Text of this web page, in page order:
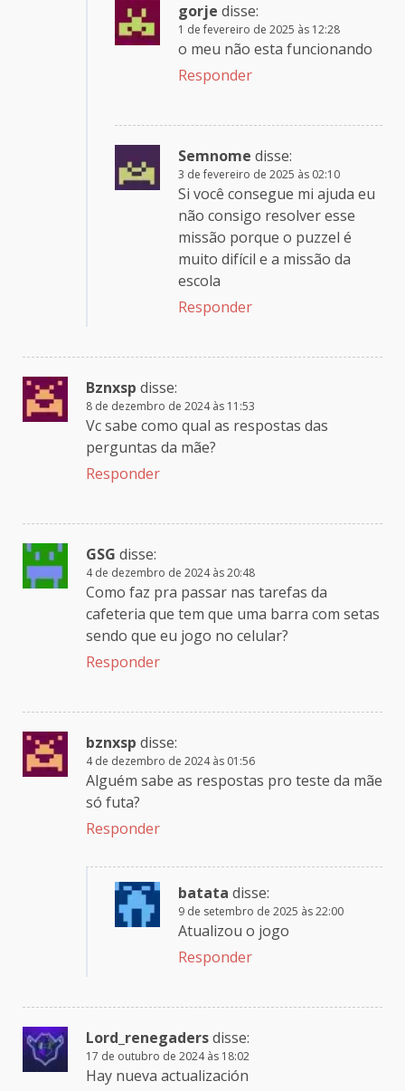
gorje disse:
1 de fevereiro de 2025 às 12:28
o meu não esta funcionando
Responder
Semnome disse:
3 de fevereiro de 2025 às 02:10
Si você consegue mi ajuda eu
não consigo resolver esse
missão porque o puzzel é
muito difícil e a missão da
escola
Responder
Bznxsp disse:
8 de dezembro de 2024 às 11:53
Vc sabe como qual as respostas das
perguntas da mãe?
Responder
GSG disse:
4 de dezembro de 2024 às 20:48
Como faz pra passar nas tarefas da
cafeteria que tem que uma barra com setas
sendo que eu jogo no celular?
Responder
bznxsp disse:
4 de dezembro de 2024 às 01:56
Alguém sabe as respostas pro teste da mãe
só futa?
Responder
batata disse:
9 de setembro de 2025 às 22:00
Atualizou o jogo
Responder
Lord_renegadersdisse:
17 de outubro de 2024 às 18:02
Hay nueva actualización